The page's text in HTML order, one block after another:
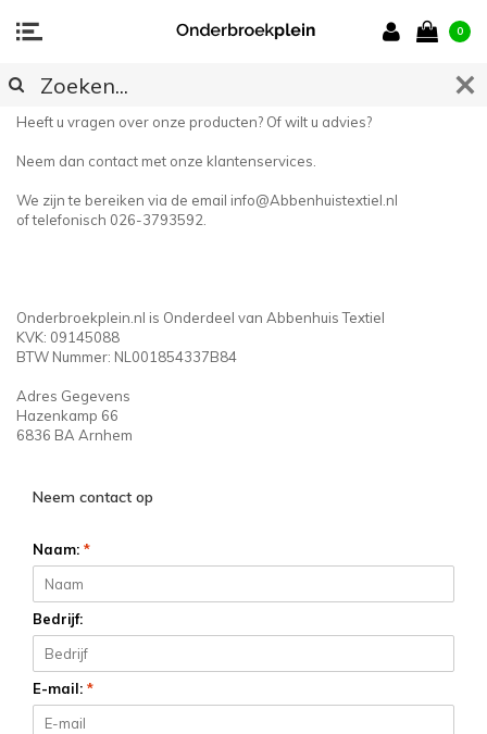
0
CONTACT
Heeft u vragen over onze producten? Of wilt u advies?
Neem dan contact met onze klantenservices.
We zijn te bereiken via de email info@Abbenhuistextiel.nl
of telefonisch 026-3793592.
Onderbroekplein.nl is Onderdeel van Abbenhuis Textiel
KVK: 09145088
BTW Nummer: NL001854337B84
Adres Gegevens
Hazenkamp 66
6836 BA Arnhem
Neem contact op
Naam: *
Bedrijf:
E-mail: *